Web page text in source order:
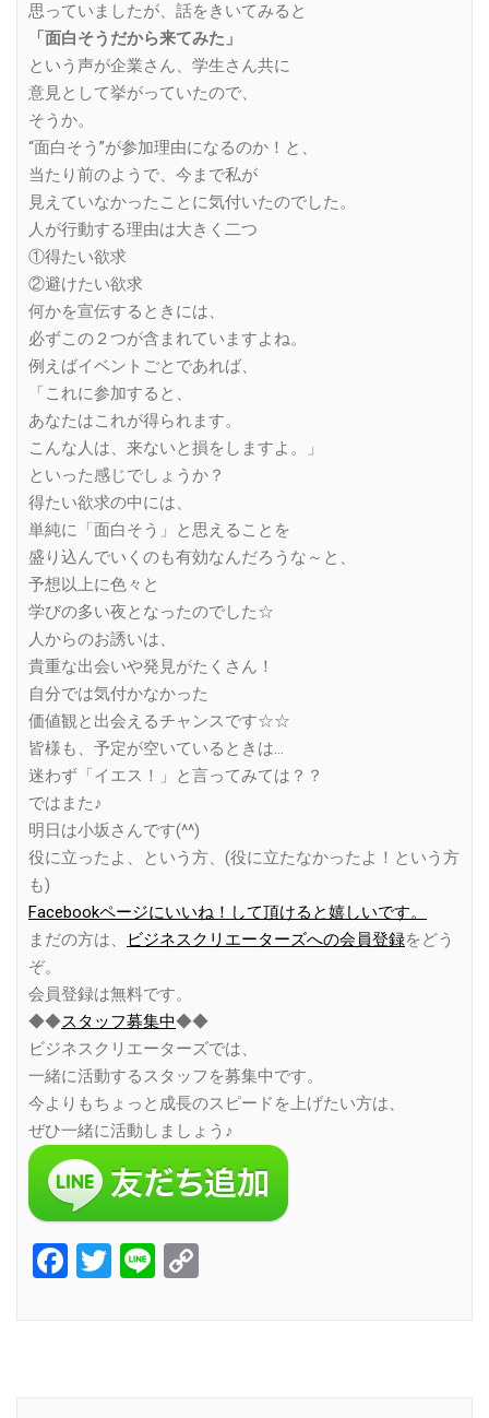
思っていましたが、話をきいてみると
「面白そうだから来てみた」
という声が企業さん、学生さん共に
意見として挙がっていたので、
そうか。
“面白そう”が参加理由になるのか！と、
当たり前のようで、今まで私が
見えていなかったことに気付いたのでした。
人が行動する理由は大きく二つ
①得たい欲求
②避けたい欲求
何かを宣伝するときには、
必ずこの２つが含まれていますよね。
例えばイベントごとであれば、
「これに参加すると、
あなたはこれが得られます。
こんな人は、来ないと損をしますよ。」
といった感じでしょうか？
得たい欲求の中には、
単純に「面白そう」と思えることを
盛り込んでいくのも有効なんだろうな～と、
予想以上に色々と
学びの多い夜となったのでした☆
人からのお誘いは、
貴重な出会いや発見がたくさん！
自分では気付かなかった
価値観と出会えるチャンスです☆☆
皆様も、予定が空いているときは…
迷わず「イエス！」と言ってみては？？
ではまた♪
明日は小坂さんです(^^)
役に立ったよ、という方、(役に立たなかったよ！という方
も)
Facebookページにいいね！して頂けると嬉しいです。
まだの方は、
ビジネスクリエーターズへの会員登録をどう
ぞ。
会員登録は無料です。
◆◆スタッフ募集中◆◆
ビジネスクリエーターズでは、
一緒に活動するスタッフを募集中です。
今よりもちょっと成長のスピードを上げたい方は、
ぜひ一緒に活動しましょう♪
Facebook
Twitter
Line